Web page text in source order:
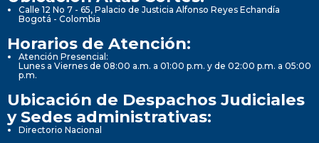
Calle 12 No 7 - 65, Palacio de Justicia Alfonso Reyes Echandía
Bogotá - Colombia
Horarios de Atención:
Atención Presencial:
Lunes a Viernes de 08:00 a.m. a 01:00 p.m. y de 02:00 p.m. a 05:00
p.m.
Ubicación de Despachos Judiciales
y Sedes administrativas:
Directorio Nacional